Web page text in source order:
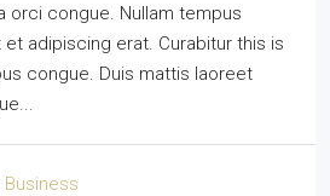
orci congue. Nullam tempus
adipiscing erat. Curabitur this is
congue. Duis mattis laoreet
Business